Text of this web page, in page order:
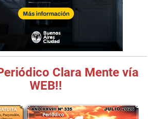
Clara Mente vía
WEB!!